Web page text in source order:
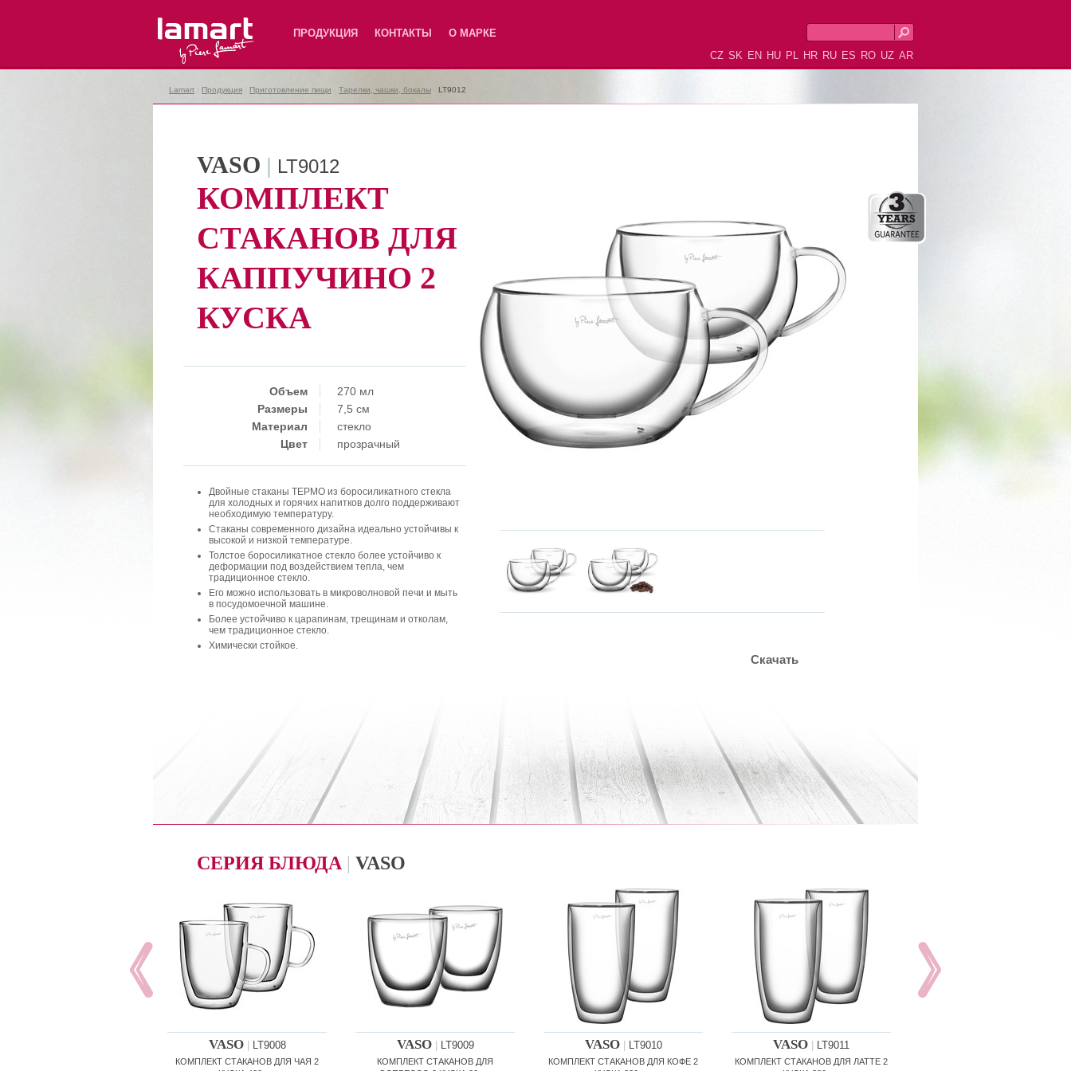
Lamart ПРОДУКЦИЯ КОНТАКТЫ
О МАРКЕ
CZ SK EN HU PL HR RU ES RO UZ AR
Lamart Продукция Приготовление пищи Тарелки, чашки, бокалы LT9012
Скачать
VASO | LT9012
КОМПЛЕКТ
СТАКАНОВ ДЛЯ
КАППУЧИНО 2
КУСКА
Объем
270 мл
Размеры
7,5 см
Материал
стекло
Цвет
прозрачный
Двойные стаканы ТЕРМО из боросиликатного стекла
для холодных и горячих напитков долго поддерживают
необходимую температуру.
Стаканы современного дизайна идеально устойчивы к
высокой и низкой температуре.
Толстое боросиликатное стекло более устойчиво к
деформации под воздействием тепла, чем
традиционное стекло.
Его можно использовать в микроволновой печи и мыть
в посудомоечной машине.
Более устойчиво к царапинам, трещинам и отколам,
чем традиционное стекло.
Химически стойкое.
СЕРИЯ БЛЮДА | VASO
VASO| LT9008
КОМПЛЕКТ СТАКАНОВ ДЛЯ ЧАЯ 2
VASO| LT9009
КОМПЛЕКТ СТАКАНОВ ДЛЯ
VASO| LT9010
КОМПЛЕКТ СТАКАНОВ ДЛЯ КОФЕ 2
VASO LT9011
КОМПЛЕКТ СТАКАНОВ ДЛЯ ЛАТТЕ 2